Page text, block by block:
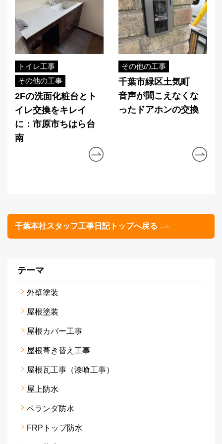
トイレ工事
その他の工事
2Fの洗面化粧台とト
イレ交換をキレイ
に：市原市ちはら台
南
その他の工事
千葉市緑区土気町
音声が聞こえなくな
ったドアホンの交換
千葉本社スタッフ工事日記トップへ戻る
テーマ
外壁塗装
屋根塗装
屋根カバー工事
屋根葺き替え工事
屋根瓦工事（漆喰工事）
屋上防水
ベランダ防水
FRPトップ防水